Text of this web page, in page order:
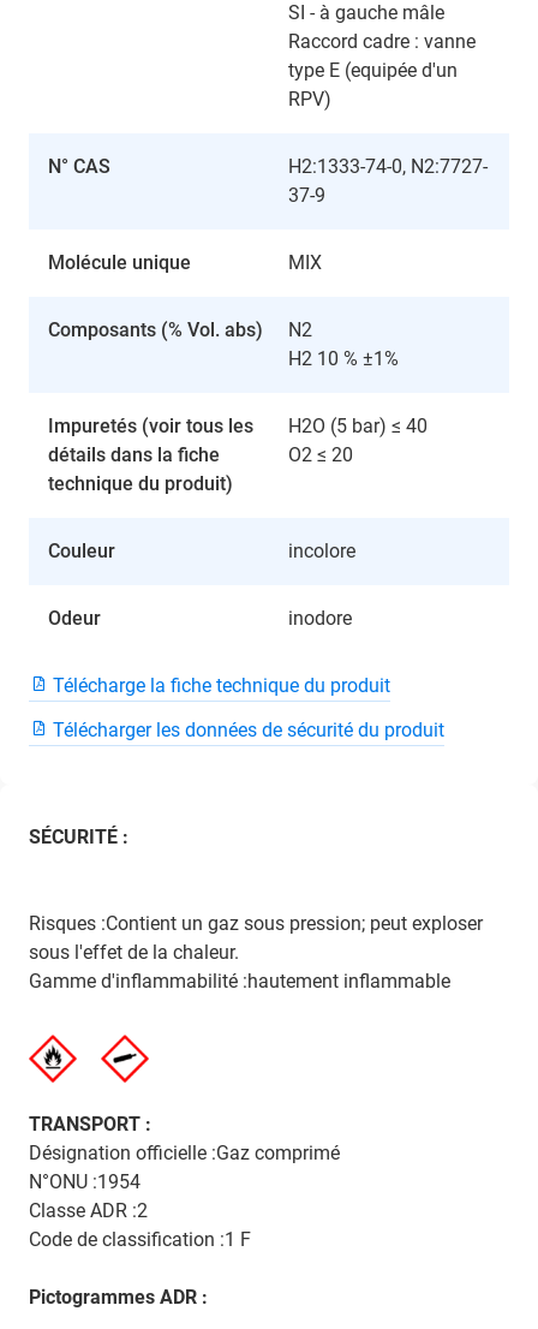
SI - à gauche mâle
Raccord cadre : vanne
type E (equipée d'un
RPV)
N° CAS
H2:1333-74-0, N2:7727-
37-9
Molécule unique MIX
Composants (% Vol. abs)
N2
H2 10 % ±1%
Impuretés (voir tous les
détails dans la fiche
technique du produit)
H2O (5 bar) ≤ 40
O2 ≤ 20
Couleur incolore
Odeur inodore
Télécharge la fiche technique du produit
Télécharger les données de sécurité du produit
SÉCURITÉ :
Risques :Contient un gaz sous pression; peut exploser
sous l'effet de la chaleur.
Gamme d'inflammabilité :hautement inflammable
TRANSPORT :
Désignation officielle :Gaz comprimé
N°ONU :1954
Classe ADR :2
Code de classification :1 F
Pictogrammes ADR :